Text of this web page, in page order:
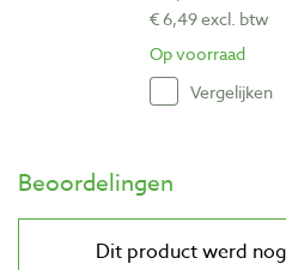
€ 6,49 excl. btw
Op voorraad
Vergelijken
Beoordelingen